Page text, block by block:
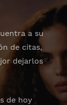
a su
de citas,
dejarlos
de hoy